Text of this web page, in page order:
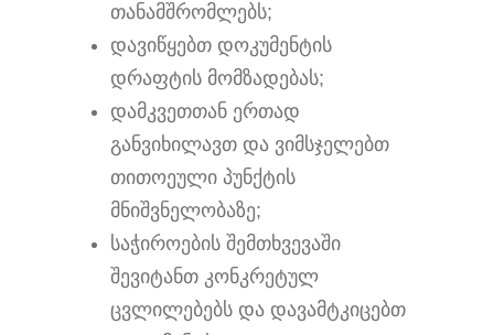
თანამშრომლებს;
დავიწყებთ დოკუმენტის
დრაფტის მომზადებას;
დამკვეთთან ერთად
განვიხილავთ და ვიმსჯელებთ
თითოეული პუნქტის
მნიშვნელობაზე;
საჭიროების შემთხვევაში
შევიტანთ კონკრეტულ
ცვლილებებს და დავამტკიცებთ